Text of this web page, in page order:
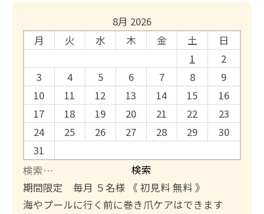
8月 2026
月
火 水 木 金 土
日
1
2
3
4 5 6 7 8
9
10
11 12 13 14 15
16
17
18 19 20 21 22
23
24
25 26 27 28 29
30
31
検
索
:
期間限定 毎月 ５名様 《 初見料 無料 》
海やプールに行く前に巻き爪ケアはできます